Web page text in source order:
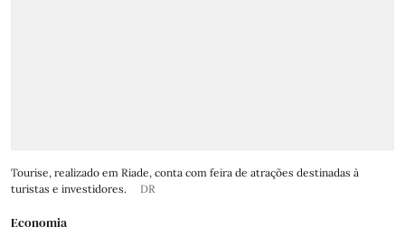
Tourise, realizado em Riade, conta com feira de atrações destinadas à
turistas e investidores.
DR
Economia